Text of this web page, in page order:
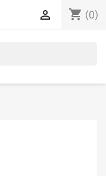
shopping_cart (0)
